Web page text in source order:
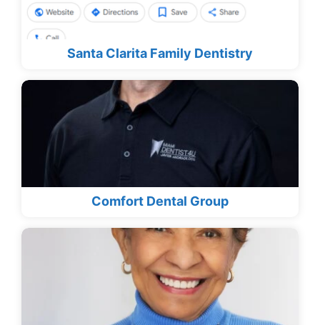
Santa Clarita Family Dentistry
Comfort Dental Group